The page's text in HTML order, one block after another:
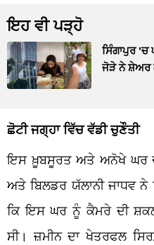
ਇਹ ਵੀ ਪੜ੍ਹੋ
ਸਿੰਗਾਪੁਰ 'ਚ
ਜੋੜੇ ਨੇ ਸ਼ੇਅਰ
ਛੋਟੀ ਜਗ੍ਹਾ ਵਿੱਚ ਵੱਡੀ ਚੁਣੌਤੀ
ਇਸ ਖ਼ੂਬਸੂਰਤ ਅਤੇ ਅਨੋਖੇ ਘਰ
ਅਤੇ ਬਿਲਡਰ ਯੱਲਾਨੀ ਜਾਧਵ
ਕਿ ਇਸ ਘਰ ਨੂੰ ਕੈਮਰੇ ਦੀ
ਸੀ। ਜ਼ਮੀਨ ਦਾ ਖੇਤਰਫਲ